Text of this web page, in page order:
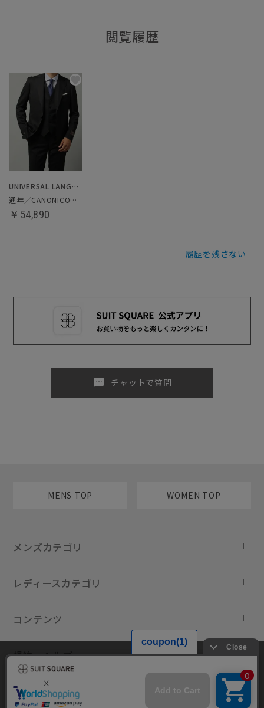
閲覧履歴
UNIVERSAL LANGUAGE
通年／CANONICO／スリーピーススーツ
￥54,890
履歴を残さない
sms チャットで質問
MENS TOP WOMEN TOP
メンズカテゴリ
レディースカテゴリ
コンテンツ
規約・ヘルプ
当サイトでは利用体験の向上およびコンテンツの最適な提供、トラフィ
ックの分析を目的としてCookieを使用しています。サイトの閲覧を継続
された場合、Cookieの利用に同意したものといたします。詳細について